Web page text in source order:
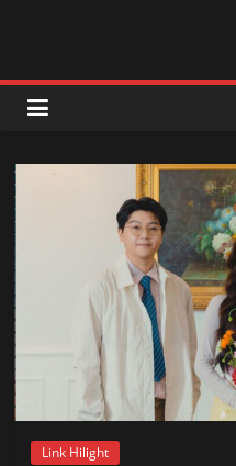
ลพบุรี
สถานี
ลพบุรี
วิทยุ
FM
ลพบุรี
Link Hilight